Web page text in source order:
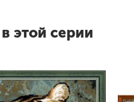
этой серии